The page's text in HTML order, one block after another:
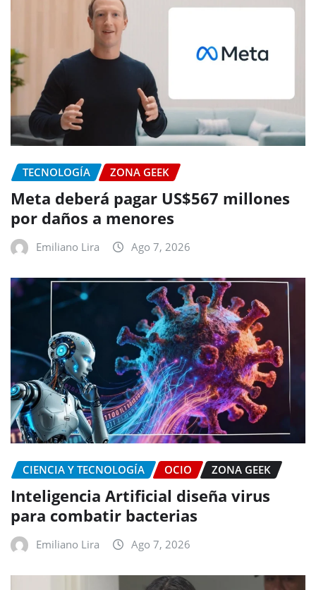
TECNOLOGÍA ZONA GEEK
Meta deberá pagar US$567 millones
por daños a menores
Emiliano Lira Ago 7, 2026
CIENCIA Y TECNOLOGÍA OCIO ZONA GEEK
Inteligencia Artificial diseña virus
para combatir bacterias
Emiliano Lira Ago 7, 2026